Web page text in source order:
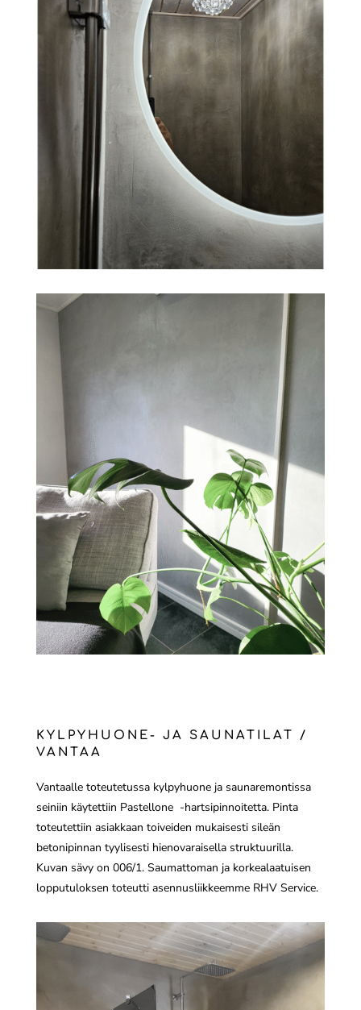
KYLPYHUONE- JA SAUNATILAT /
VANTAA
Vantaalle toteutetussa kylpyhuone ja saunaremontissa
seiniin käytettiin Pastellone -hartsipinnoitetta. Pinta
toteutettiin asiakkaan toiveiden mukaisesti sileän
betonipinnan tyylisesti hienovaraisella struktuurilla.
Kuvan sävy on 006/1. Saumattoman ja korkealaatuisen
lopputuloksen toteutti asennusliikkeemme RHV Service.